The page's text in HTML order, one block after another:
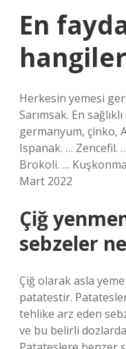
En
Herkesin yemesi
Sarımsak. En
germanyum, çinko,
Ispanak. … Zencefil.
Brokoli. …
Mart 2022
Çiğ
sebzeler
Çiğ olarak asla
patatestir.
tehlike arz eden
ve bu belirli